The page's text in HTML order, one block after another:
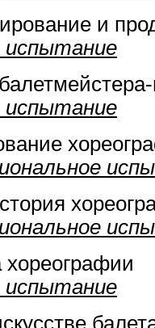
и
испытание
испытание
хореографии
испытание